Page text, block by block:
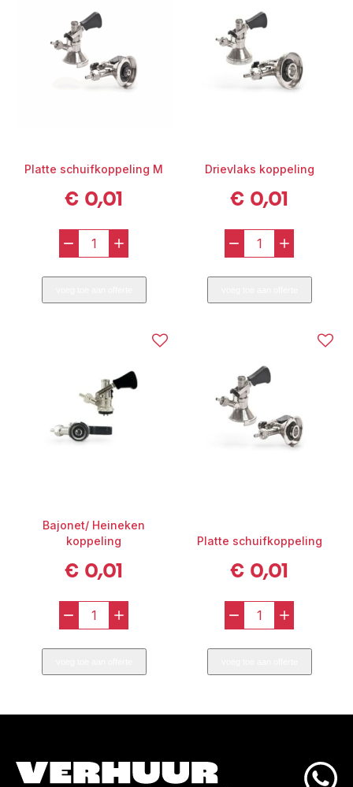
Platte schuifkoppeling M
€ 0,01
-
Platte
schuifkoppeling
M
+
Drievlaks koppeling
€ 0,01
-
Drievlaks
koppeling
aantal
+
Bajonet/ Heineken
koppeling
€ 0,01
-
Bajonet/
Heineken
koppeling
+
Platte schuifkoppeling
€ 0,01
-
Platte
aantal
+